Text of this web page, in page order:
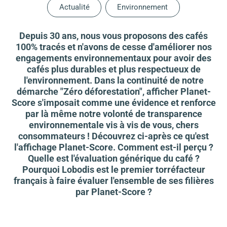
Actualité Environnement
Depuis 30 ans, nous vous proposons des cafés
100% tracés et n'avons de cesse d'améliorer nos
engagements environnementaux pour avoir des
cafés plus durables et plus respectueux de
l'environnement. Dans la continuité de notre
démarche "Zéro déforestation", afficher Planet-
Score s'imposait comme une évidence et renforce
par là même notre volonté de transparence
environnementale vis à vis de vous, chers
consommateurs ! Découvrez ci-après ce qu'est
l'affichage Planet-Score. Comment est-il perçu ?
Quelle est l'évaluation générique du café ?
Pourquoi Lobodis est le premier torréfacteur
français à faire évaluer l'ensemble de ses filières
par Planet-Score ?